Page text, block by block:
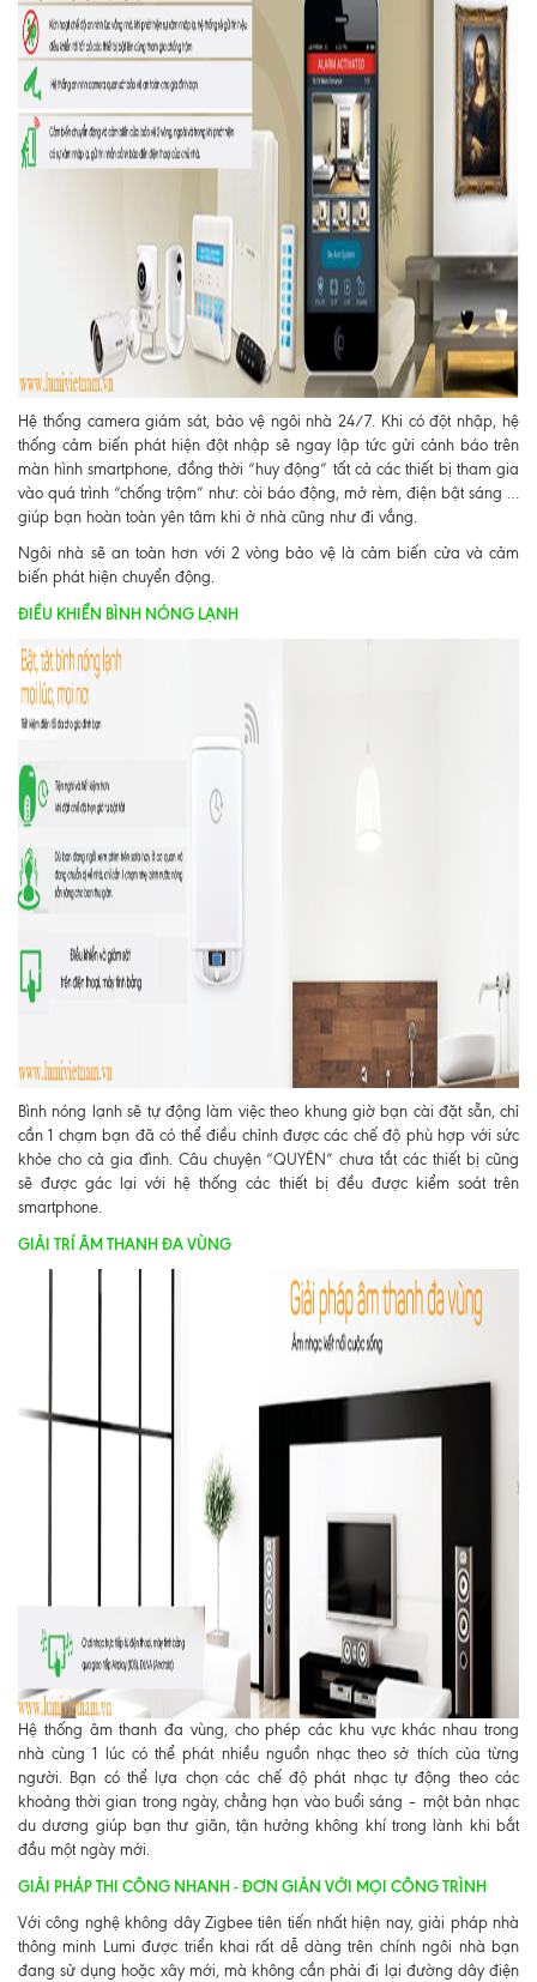
Hệ thống camera giám sát, bảo vệ ngôi nhà 24/7. Khi có đột nhập, hệ
thống cảm biến phát hiện đột nhập sẽ ngay lập tức gửi cảnh báo trên
màn hình smartphone, đồng thời “huy động” tất cả các thiết bị tham gia
vào quá trình “chống trộm” như: còi báo động, mở rèm, điện bật sáng …
giúp bạn hoàn toàn yên tâm khi ở nhà cũng như đi vắng.
Ngôi nhà sẽ an toàn hơn với 2 vòng bảo vệ là cảm biến cửa và cảm
biến phát hiện chuyển động.
ĐIỀU KHIỂN BÌNH NÓNG LẠNH
Bình nóng lạnh sẽ tự động làm việc theo khung giờ bạn cài đặt sẵn, chỉ
cần 1 chạm bạn đã có thể điều chỉnh được các chế độ phù hợp với sức
khỏe cho cả gia đình. Câu chuyện “QUYÊN” chưa tắt các thiết bị cũng
sẽ được gác lại với hệ thống các thiết bị đều được kiểm soát trên
smartphone.
GIẢI TRÍ ÂM THANH ĐA VÙNG
Hệ thống âm thanh đa vùng, cho phép các khu vực khác nhau trong
nhà cùng 1 lúc có thể phát nhiều nguồn nhạc theo sở thích của từng
người. Bạn có thể lựa chọn các chế độ phát nhạc tự động theo các
khoảng thời gian trong ngày, chẳng hạn vào buổi sáng – một bản nhạc
du dương giúp bạn thư giãn, tận hưởng không khí trong lành khi bắt
đầu một ngày mới.
GIẢI PHÁP THI CÔNG NHANH - ĐƠN GIẢN VỚI MỌI CÔNG TRÌNH
Với công nghệ không dây Zigbee tiên tiến nhất hiện nay, giải pháp nhà
thông minh Lumi được triển khai rất dễ dàng trên chính ngôi nhà bạn
đang sử dụng hoặc xây mới, mà không cần phải đi lại đường dây điện